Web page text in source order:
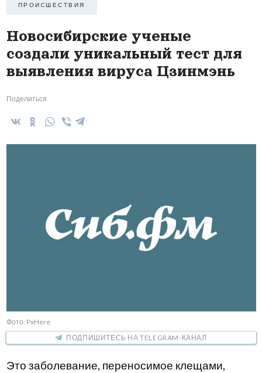
ПРОИCШЕСТВИЯ
Новосибирские ученые
создали уникальный тест для
выявления вируса Цзинмэнь
Поделиться
Фото: PxHere
ПОДПИШИТЕСЬ НА TELEGRAM-КАНАЛ
Это заболевание, переносимое клещами,